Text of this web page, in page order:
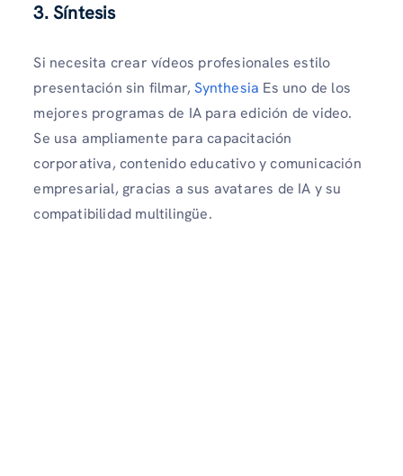
3. Síntesis
Si necesita crear vídeos profesionales estilo
presentación sin filmar,Synthesia Es uno de los
mejores programas de IA para edición de video.
Se usa ampliamente para capacitación
corporativa, contenido educativo y comunicación
empresarial, gracias a sus avatares de IA y su
compatibilidad multilingüe.